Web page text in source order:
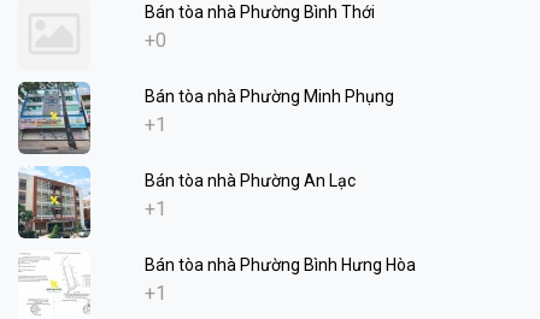
Bán tòa nhà Phường Bình Thới
+0
Bán tòa nhà Phường Minh Phụng
+1
Bán tòa nhà Phường An Lạc
+1
Bán tòa nhà Phường Bình Hưng Hòa
+1